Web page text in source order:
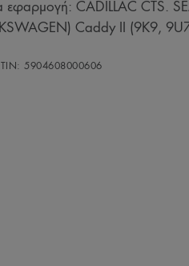
εφαρμογή: CADILLAC CTS.
Caddy II (9K9,
5904608000606